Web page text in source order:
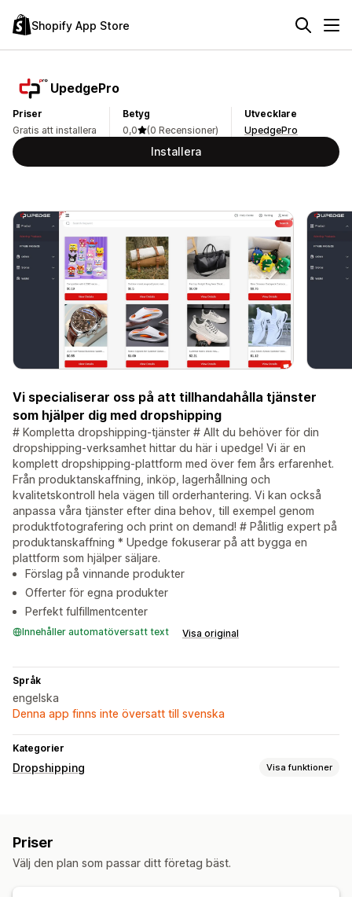
Shopify App Store
UpedgePro
Priser
Gratis att installera
Betyg
0,0
(0 Recensioner)
Utvecklare
UpedgePro
Installera
Vi specialiserar oss på att tillhandahålla tjänster
som hjälper dig med dropshipping
# Kompletta dropshipping-tjänster # Allt du behöver för din
dropshipping-verksamhet hittar du här i upedge! Vi är en
komplett dropshipping-plattform med över fem års erfarenhet.
Från produktanskaffning, inköp, lagerhållning och
kvalitetskontroll hela vägen till orderhantering. Vi kan också
anpassa våra tjänster efter dina behov, till exempel genom
produktfotografering och print on demand! # Pålitlig expert på
produktanskaffning * Upedge fokuserar på att bygga en
plattform som hjälper säljare.
Förslag på vinnande produkter
Offerter för egna produkter
Perfekt fulfillmentcenter
Innehåller automatöversatt text Visa original
Språk
engelska
Denna app finns inte översatt till svenska
Kategorier
Dropshipping Visa funktioner
Priser
Välj den plan som passar ditt företag bäst.